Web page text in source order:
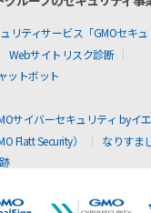
リティサービス「GMOセキュ
Webサイトリスク診断
ットボット
サイバーセキュリティ byイエ
Flatt Security）
なりすま